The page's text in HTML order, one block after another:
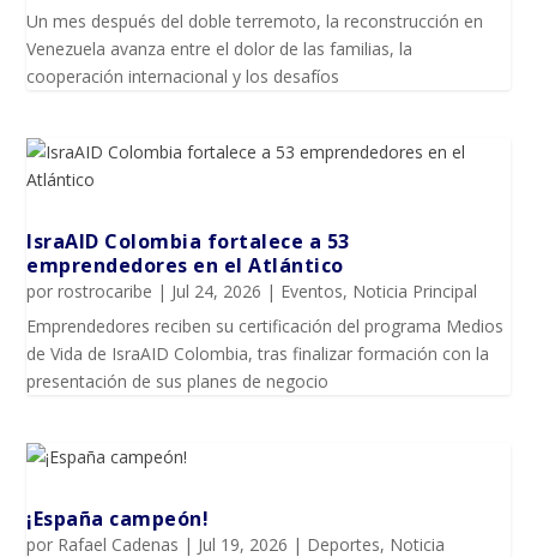
Un mes después del doble terremoto, la reconstrucción en
Venezuela avanza entre el dolor de las familias, la
cooperación internacional y los desafíos
IsraAID Colombia fortalece a 53
emprendedores en el Atlántico
porrostrocaribe | Jul 24, 2026 | Eventos, Noticia Principal
Emprendedores reciben su certificación del programa Medios
de Vida de IsraAID Colombia, tras finalizar formación con la
presentación de sus planes de negocio
¡España campeón!
por Rafael Cadenas | Jul 19, 2026 | Deportes, Noticia